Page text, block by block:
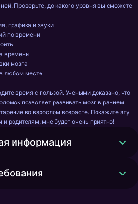
Проверьте, до какого уровня вы сможете
графика и звуки
по времени
времени
мозга
любом месте
время с пользой. Учеными доказано, что
позволяет развивать мозг в раннем
во взрослом возрасте. Покажите эту
родителям, мне будет очень приятно!
информация